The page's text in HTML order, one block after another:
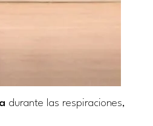
durante las respiraciones,